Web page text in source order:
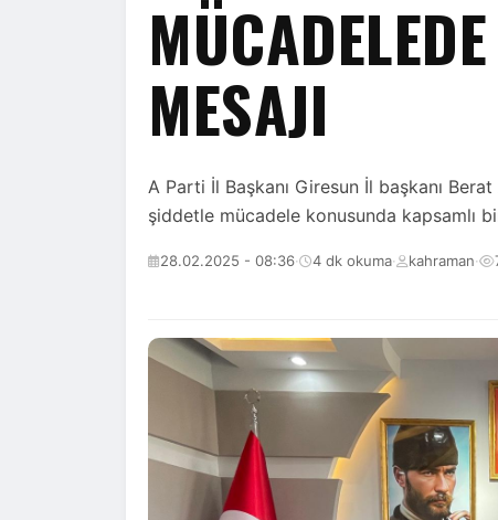
MESAJI
A Parti İl Başkanı Giresun İl başkanı
şiddetle mücadele konusunda kapsamlı
28.02.2025 - 08:36· 4 dk okuma· kahraman·